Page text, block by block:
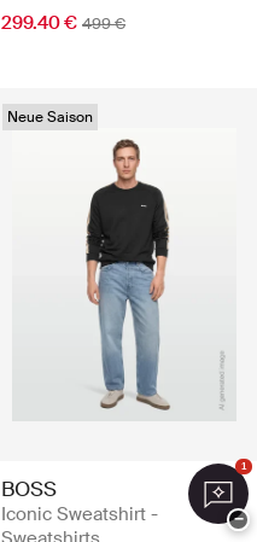
299.40 € 499 €
Neue Saison
BOSS
Iconic Sweatshirt -
1
−